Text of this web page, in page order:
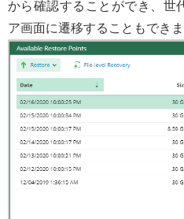
から確認することができ、世
ア画面に遷移することもできま